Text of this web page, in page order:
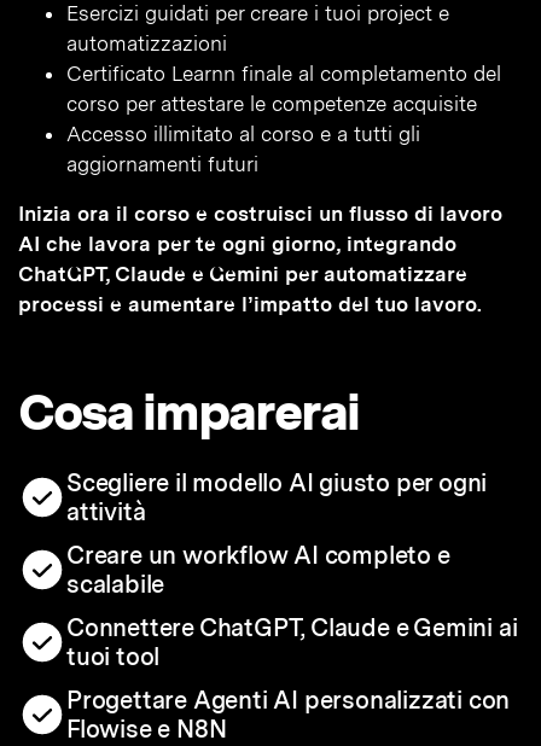
Esercizi guidati per creare i tuoi project e
automatizzazioni
Certificato Learnn finale al completamento del
corso per attestare le competenze acquisite
Accesso illimitato al corso e a tutti gli
aggiornamenti futuri
Inizia ora il corso e costruisci un flusso di lavoro
AI che lavora per te ogni giorno, integrando
ChatGPT, Claude e Gemini per automatizzare
processi e aumentare l’impatto del tuo lavoro.
Cosa imparerai
Scegliere il modello AI giusto per ogni
attività
Creare un workflow AI completo e
scalabile
Connettere ChatGPT, Claude e Gemini ai
tuoi tool
Progettare Agenti AI personalizzati con
Flowise e N8N